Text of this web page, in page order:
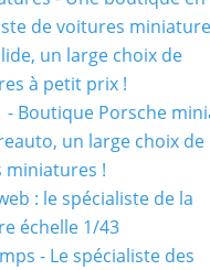
de voitures
un large choix de
à petit prix !
- Boutique Porsche
un large choix de
miniatures !
: le spécialiste de la
échelle 1/43
- Le spécialiste des